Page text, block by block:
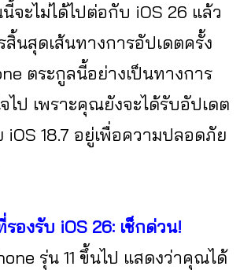
จะไม่ได้ไปต่อกับ iOS 26 แล้ว
สิ้นสุดเส้นทางการอัปเดตครั้ง
ตระกูลนี้อย่างเป็นทางการ
ไป เพราะคุณยังจะได้รับอัปเดต
18.7 อยู่เพื่อความปลอดภัย
องรับ iOS 26: เช็กด่วน!
รุ่น 11 ขึ้นไป แสดงว่าคุณได้